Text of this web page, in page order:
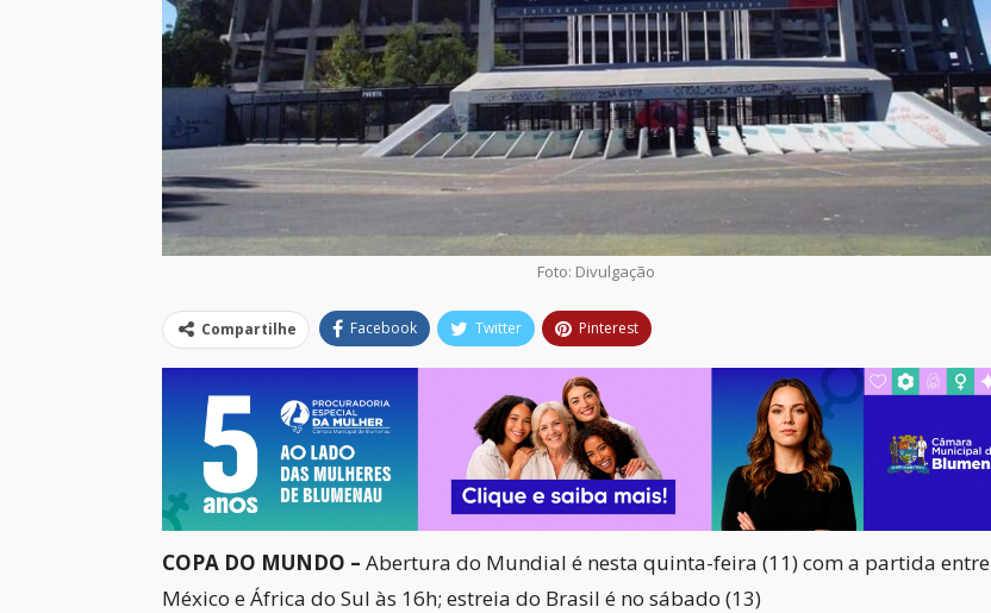
Foto: Divulgação
Compartilhe Facebook Twitter Pinterest
COPA DO MUNDO – Abertura do Mundial é nesta quinta-feira (11) com a partida entre
México e África do Sul às 16h; estreia do Brasil é no sábado (13)